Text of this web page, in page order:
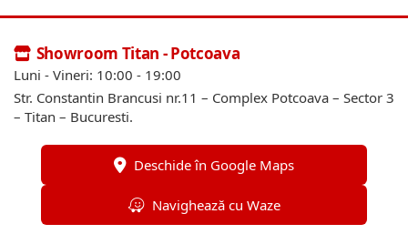
Showroom Titan - Potcoava
Luni - Vineri: 10:00 - 19:00
Str. Constantin Brancusi nr.11 – Complex Potcoava – Sector 3
– Titan – Bucuresti.
Deschide în Google Maps
Navighează cu Waze